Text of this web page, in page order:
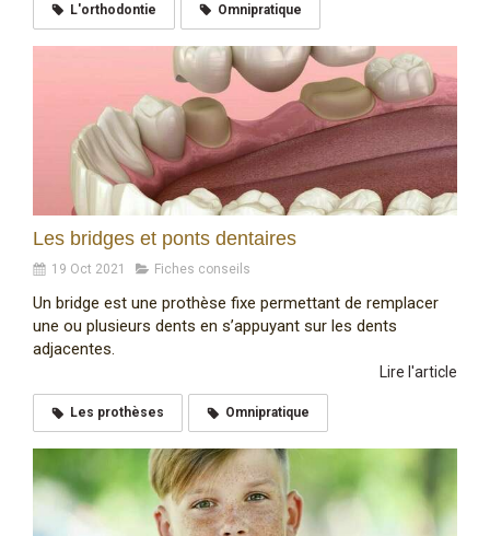
L'orthodontie Omnipratique
Les bridges et ponts dentaires
19 Oct 2021 Fiches conseils
Un bridge est une prothèse fixe permettant de remplacer
une ou plusieurs dents en s’appuyant sur les dents
adjacentes.
Lire l'article
Les prothèses Omnipratique